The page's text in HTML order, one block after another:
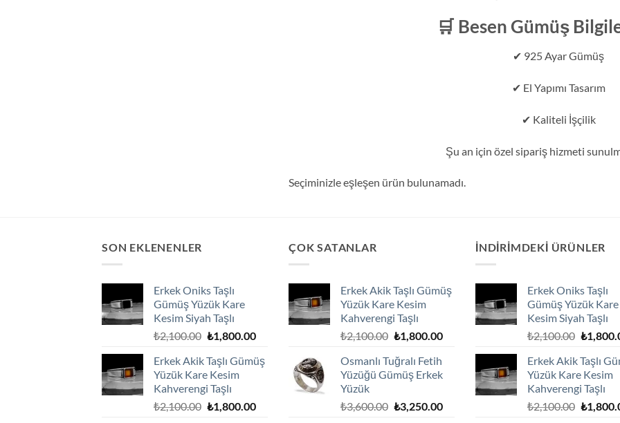
🛒 Besen Gümüş
✔ 925 Ayar Gümüş
✔ El Yapımı Tasarım
✔ Kaliteli İşçilik
Şu an için özel sipariş hizmeti
Seçiminizle eşleşen ürün bulunamadı.
SON EKLENENLER
Erkek Oniks Taşlı
Gümüş Yüzük Kare
Kesim Siyah Taşlı
₺2,100.00 Orijinal
₺2,100.00.
₺1,800.00Şu
fiyat:
₺1,800.00.
Erkek Akik Taşlı Gümüş
Yüzük Kare Kesim
Kahverengi Taşlı
₺2,100.00 Orijinal
₺1,800.00Şu
ÇOK SATANLAR
Erkek Akik Taşlı Gümüş
Yüzük Kare Kesim
Kahverengi Taşlı
₺2,100.00 Orijinal
₺2,100.00.
₺1,800.00Şu
₺1,800.00.
Osmanlı Tuğralı Fetih
Yüzüğü Gümüş Erkek
Yüzük
₺3,600.00 Orijinal
₺3,250.00Şu
İNDIRIMDEKI ÜRÜNLER
Erkek Oniks Taşlı
Gümüş Yüzük Kare
Kesim Siyah Taşlı
₺2,100.00 Orijinal
₺
Erkek Akik Taşlı
Yüzük Kare Kesim
Kahverengi Taşlı
₺2,100.00 Orijinal
₺